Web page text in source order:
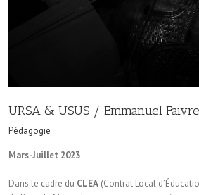
URSA & USUS / Emmanuel
Pédagogie
Mars-Juillet 2023
Dans le cadre du CLEA (Contrat Local